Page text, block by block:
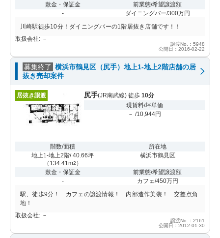
敷金・保証金
-
前業態/希望譲渡額
ダイニングバー/300万円
川崎駅徒歩10分！ダイニングバーの1階居抜き店舗です！！
取扱会社: －
譲渡No.：5948
公開日：2016-02-22
募集終了 横浜市鶴見区（尻手）地上1-地上2階店舗の居
抜き売却案件
居抜き譲渡 尻手(JR南武線) 徒歩 10分
現賃料/坪単価
－ /10,944円
階数/面積
地上1-地上2階/ 40.66坪
（ 134.41m2 ）
所在地
横浜市鶴見区
敷金・保証金
-
前業態/希望譲渡額
カフェ/450万円
駅、徒歩9分！ カフェの譲渡情報！ 内部造作美装！ 交差点角
地！
取扱会社: －
譲渡No.：2161
公開日：2012-01-30